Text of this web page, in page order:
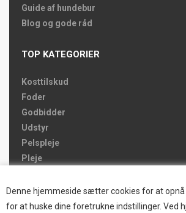
Denne hjemmeside sætter cookies for at
for at huske dine foretrukne indstillinger. Ved
Guide af hundebur
Blog og gode råd
TOP KATEGORIER
Kosttilskud
Foder
Godbidder
Udstyr
Pelspleje
Pleje
Brands